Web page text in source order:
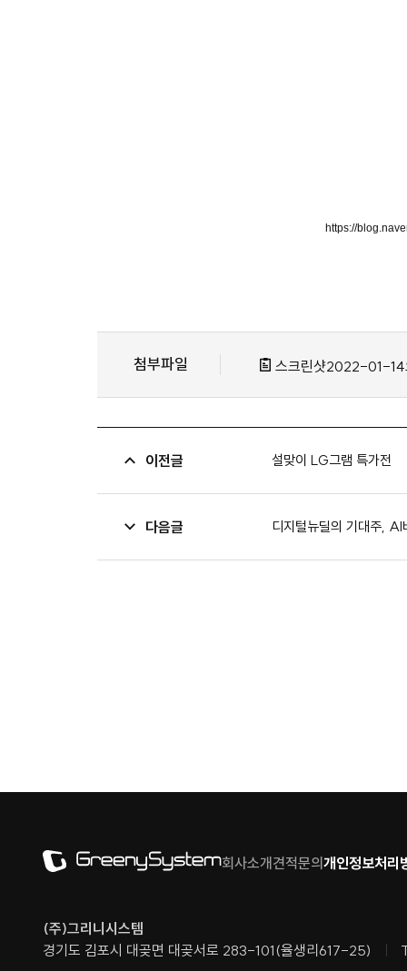
https://
첨부파일 스크린샷2022-01-
이전글 설맞이 LG그램 특가전
다음글 디지털뉴딜의 기대주, AI
회사소개견적문의개인정보처리
(주)그리니시스템
경기도 김포시 대곶면 대곶서로 283-101(율생리617-25)